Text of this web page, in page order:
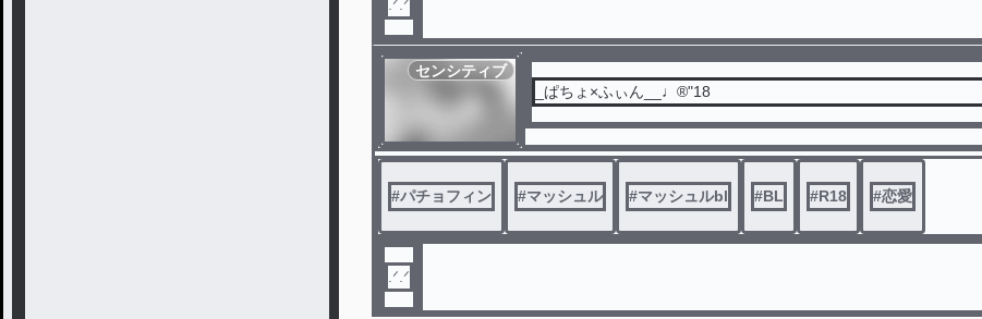
センシティブ
_ぱちょ×ふぃん__♩®"18
#パチョフィン #マッシュル #マッシュルbl #BL #R18 #恋愛